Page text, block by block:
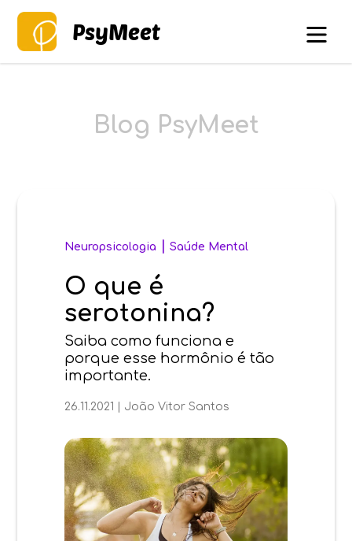
PsyMeet
Blog PsyMeet
Neuropsicologia |Saúde Mental
O que é
serotonina?
Saiba como funciona e
porque esse hormônio é tão
importante.
26.11.2021 João Vitor Santos